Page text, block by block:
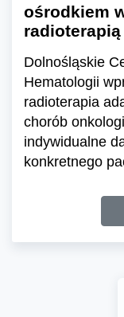
ośrodkiem
Dolnośląskie
Hematologii
radioterapia
chorób
indywidualne
konkretnego